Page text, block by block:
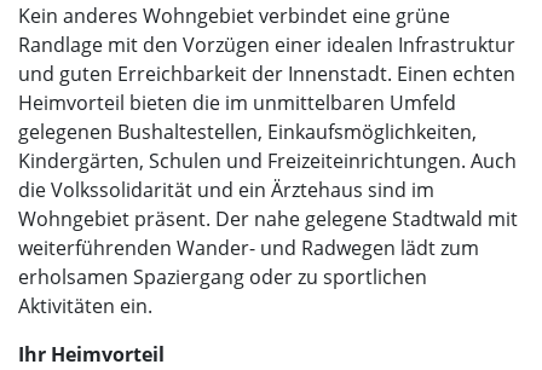
Kein anderes Wohngebiet verbindet eine grüne
Randlage mit den Vorzügen einer idealen Infrastruktur
und guten Erreichbarkeit der Innenstadt. Einen echten
Heimvorteil bieten die im unmittelbaren Umfeld
gelegenen Bushaltestellen, Einkaufsmöglichkeiten,
Kindergärten, Schulen und Freizeiteinrichtungen. Auch
die Volkssolidarität und ein Ärztehaus sind im
Wohngebiet präsent. Der nahe gelegene Stadtwald mit
weiterführenden Wander- und Radwegen lädt zum
erholsamen Spaziergang oder zu sportlichen
Aktivitäten ein.
Ihr Heimvorteil